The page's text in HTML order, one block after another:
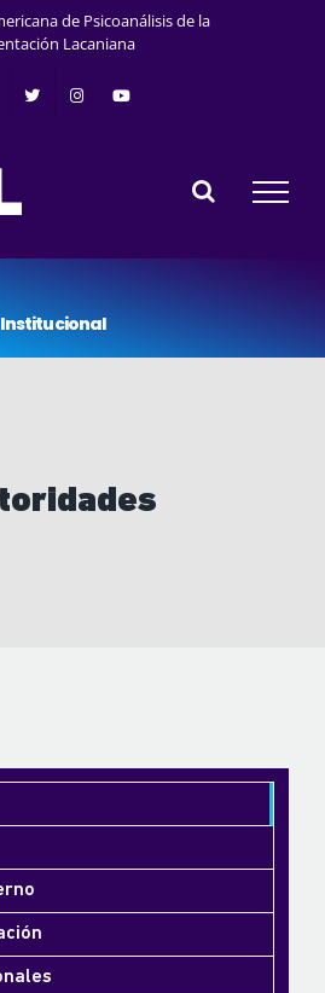
de Psicoanálisis de la
Lacaniana
Institucional